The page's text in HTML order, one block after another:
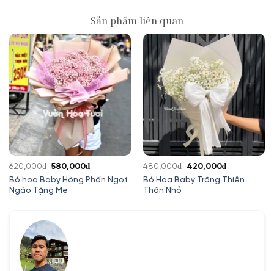
Sản phẩm liên quan
Bó hoa Baby Hồng Phấn Ngọt
Ngào Tặng Mẹ
620,000₫ Giá
gốc
là:
580,000₫Giá
hiện
Bó Hoa Baby Trắng Thiên
Thần Nhỏ
480,000₫
Giá
gốc
420,000₫Giá
hiện